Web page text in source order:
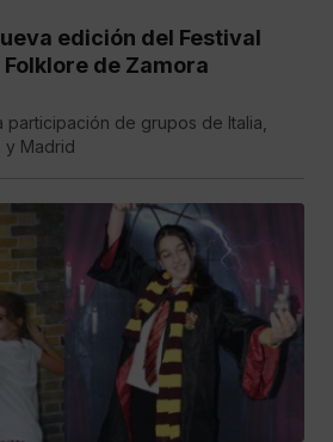
edición del Festival
de Zamora
de grupos de Italia,
y Madrid